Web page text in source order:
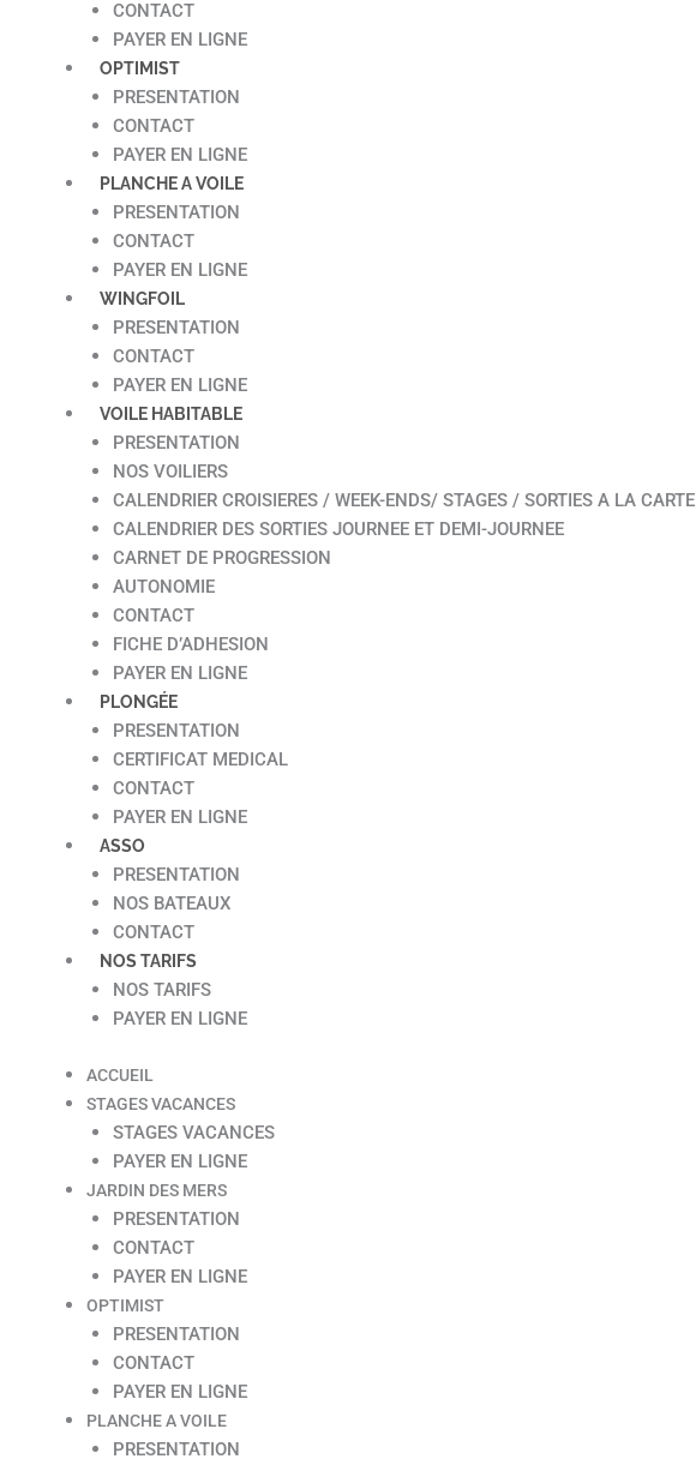
CONTACT
PAYER EN LIGNE
OPTIMIST
PRESENTATION
CONTACT
PAYER EN LIGNE
PLANCHE A VOILE
PRESENTATION
CONTACT
PAYER EN LIGNE
WINGFOIL
PRESENTATION
CONTACT
PAYER EN LIGNE
VOILE HABITABLE
PRESENTATION
NOS VOILIERS
CALENDRIER CROISIERES / WEEK-ENDS/ STAGES / SORTIES A LA CARTE
CALENDRIER DES SORTIES JOURNEE ET DEMI-JOURNEE
CARNET DE PROGRESSION
AUTONOMIE
CONTACT
FICHE D’ADHESION
PAYER EN LIGNE
PLONGÉE
PRESENTATION
CERTIFICAT MEDICAL
CONTACT
PAYER EN LIGNE
ASSO
PRESENTATION
NOS BATEAUX
CONTACT
NOS TARIFS
NOS TARIFS
PAYER EN LIGNE
ACCUEIL
STAGES VACANCES
STAGES VACANCES
PAYER EN LIGNE
JARDIN DES MERS
PRESENTATION
CONTACT
PAYER EN LIGNE
OPTIMIST
PRESENTATION
CONTACT
PAYER EN LIGNE
PLANCHE A VOILE
PRESENTATION